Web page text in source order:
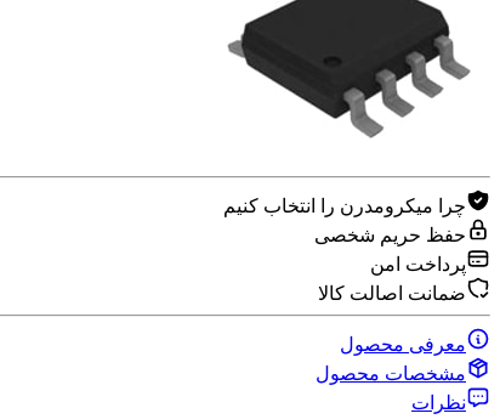
چرا میکرومدرن را انتخاب کنیم
حفظ حریم شخصی
پرداخت امن
ضمانت اصالت کالا
معرفی محصول
مشخصات محصول
نظرات